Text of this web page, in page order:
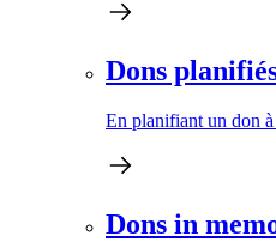
Dons
En planifiant un don
Dons in